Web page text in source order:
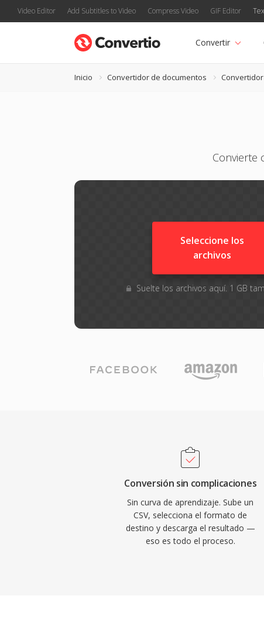
Video Editor Add Subtitles to Video Compress Video GIF Editor
Convertir
Inicio Convertidor de documentos Convertidor
Convierte
Seleccione los
archivos
Suelte los archivos aquí. 1 GB
Conversión sin complicaciones
Sin curva de aprendizaje. Sube un
CSV, selecciona el formato de
destino y descarga el resultado —
eso es todo el proceso.